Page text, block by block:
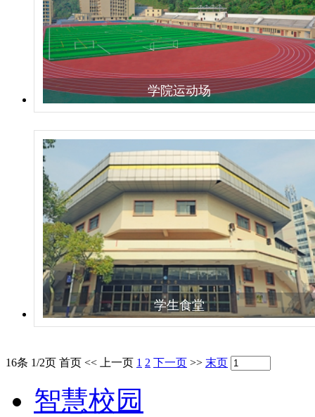
学院运动场
学生食堂
16条 1/2页 首页 << 上一页 1 2 下一页 >> 末页
智慧校园